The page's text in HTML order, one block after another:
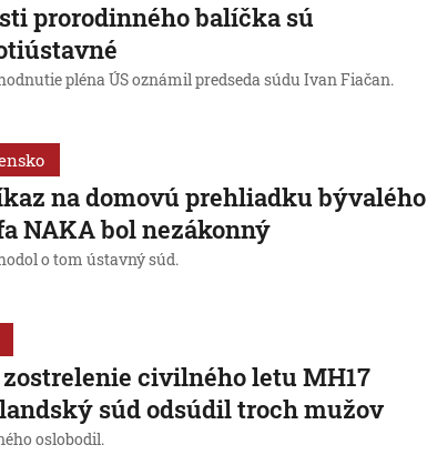
prorodinného balíčka sú
pléna ÚS oznámil predseda súdu Ivan Fiačan.
na domovú prehliadku bývalého
NAKA bol nezákonný
o tom ústavný súd.
zostrelenie civilného letu MH17
súd odsúdil troch mužov
oslobodil.